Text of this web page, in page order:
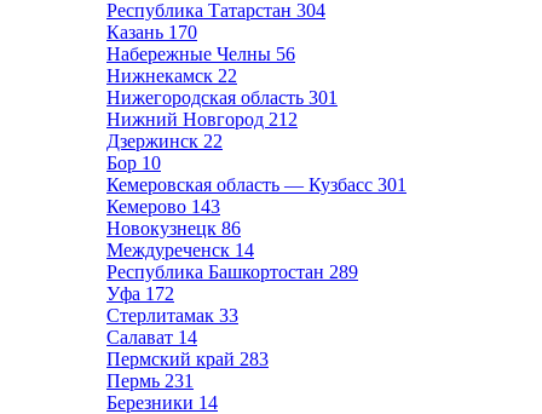
Республика Татарстан 304
Казань 170
Набережные Челны 56
Нижнекамск 22
Нижегородская область 301
Нижний Новгород 212
Дзержинск 22
Бор 10
Кемеровская область — Кузбасс 301
Кемерово 143
Новокузнецк 86
Междуреченск 14
Республика Башкортостан 289
Уфа 172
Стерлитамак 33
Салават 14
Пермский край 283
Пермь 231
Березники 14